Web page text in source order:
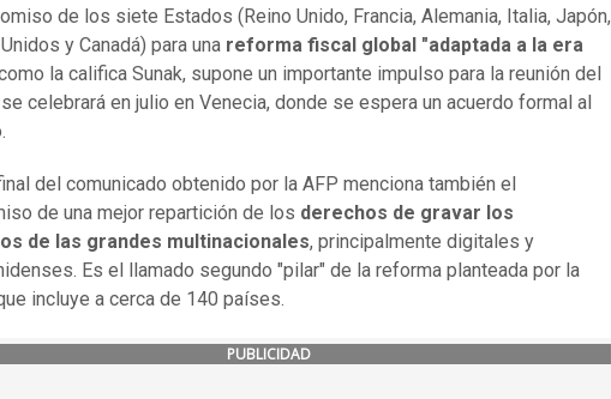
de los siete Estados (Reino Unido, Francia, Alemania, Italia, Japón,
y Canadá) para una reforma fiscal global "adaptada a la era
la califica Sunak, supone un importante impulso para la reunión del
celebrará en julio en Venecia, donde se espera un acuerdo formal al
del comunicado obtenido por la AFP menciona también el
de una mejor repartición de los derechos de gravar los
de las grandes multinacionales, principalmente digitales y
Es el llamado segundo "pilar" de la reforma planteada por la
incluye a cerca de 140 países.
PUBLICIDAD